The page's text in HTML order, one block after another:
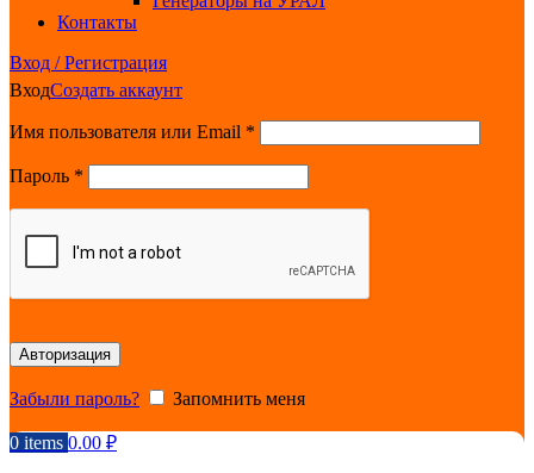
Контакты
Вход / Регистрация
ВходСоздать аккаунт
Имя пользователя или Email *
Пароль *
Авторизация
Забыли пароль? Запомнить меня
0 items 0.00 ₽